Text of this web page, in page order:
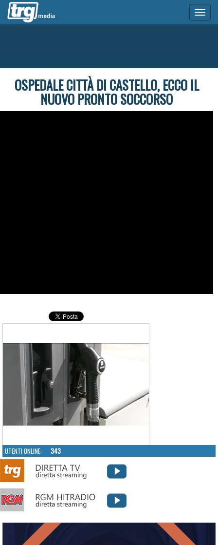
OSPEDALE CITTÀ DI CASTELLO, ECCO IL
NUOVO PRONTO SOCCORSO
UTENTI ONLINE: 343